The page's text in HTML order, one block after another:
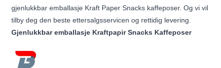
gjenlukkbar emballasje Kraft Paper Snacks kaffeposer. Og vi vil
tilby deg den beste ettersalgsservicen og rettidig levering.
Gjenlukkbar emballasje Kraftpapir Snacks Kaffeposer